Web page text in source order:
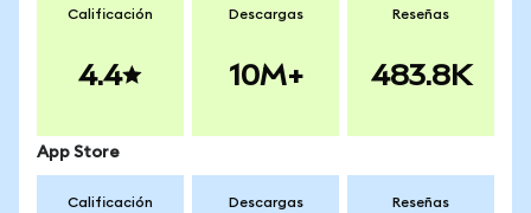
Calificación
4.4
Descargas
10M+
Reseñas
483.8K
App Store
Calificación Descargas Reseñas